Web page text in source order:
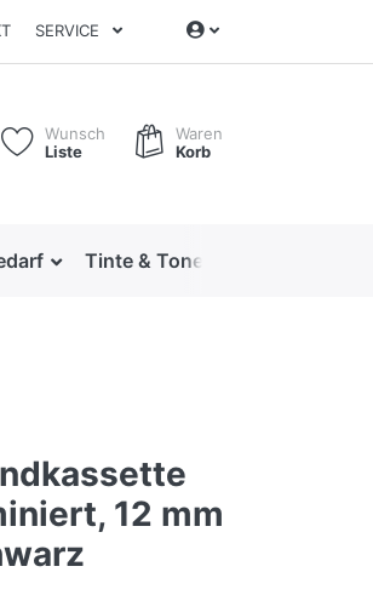
SERVICE
Wunsch
Liste
Waren
Korb
Tinte & Toner
12 mm